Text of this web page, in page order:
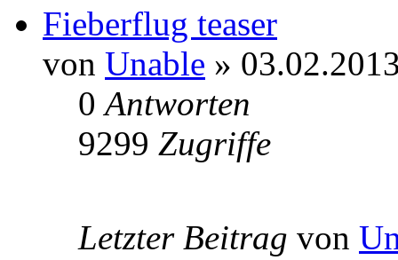
Fieberflug teaser
von Unable »
0Antworten
9299 Zugriffe
Letzter Beitrag von